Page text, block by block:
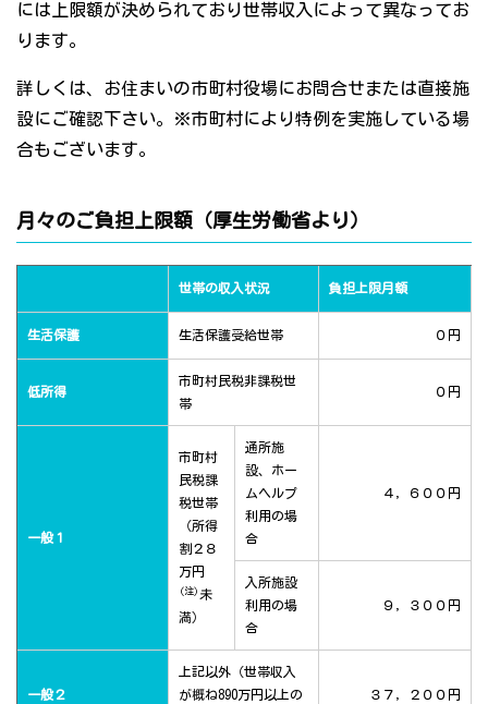
には上限額が決められており世帯収入によって異なってお
ります。
詳しくは、お住まいの市町村役場にお問合せまたは直接施
設にご確認下さい。※市町村により特例を実施している場
合もございます。
月々のご負担上限額（厚生労働省より）
世帯の収入状況 負担上限月額
生活保護 生活保護受給世帯 ０円
低所得
市町村民税非課税世
帯
０円
一般１
市町村
民税課
税世帯
（所得
割２８
万円
(注) 未
満）
通所施
設、ホー
ムヘルプ
利用の場
合
４，６００円
入所施設
利用の場
合
９，３００円
一般２
上記以外（世帯収入
が概ね890万円以上の
３７，２００円